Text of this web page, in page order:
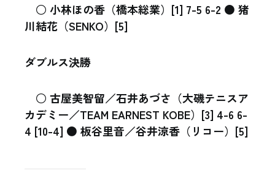
○ 小林ほの香（橋本総業）[1] 7-5 6-2 ● 猪
川結花（SENKO）[5]
ダブルス決勝
○ 古屋美智留／石井あづさ（大磯テニスア
カデミー／TEAM EARNEST KOBE）[3] 4-6 6-
4 [10-4] ● 板谷里音／谷井涼香（リコー）[5]